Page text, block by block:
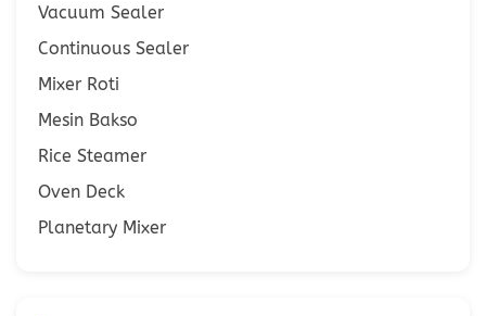
Vacuum Sealer
Continuous Sealer
Mixer Roti
Mesin Bakso
Rice Steamer
Oven Deck
Planetary Mixer